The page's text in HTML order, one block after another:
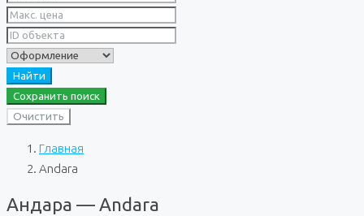
Найти
Сохранить поиск
Очистить
Главная
Andara
Андара — Andara